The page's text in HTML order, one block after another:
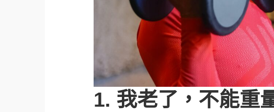
1. 我老了，不能重